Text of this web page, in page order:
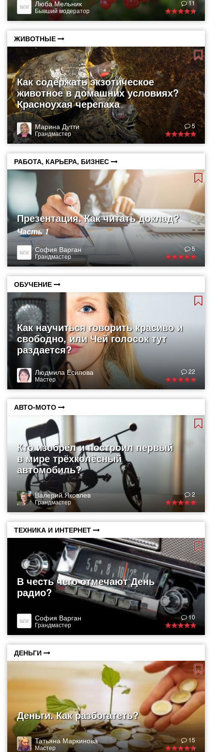
Люба Мельник
Бывший модератор
11
ЖИВОТНЫЕ
Как содержать экзотическое
животное в домашних условиях?
Красноухая черепаха
Марина Дутти
Грандмастер
5
РАБОТА, КАРЬЕРА, БИЗНЕС
Презентация. Как читать доклад?
Часть 1
София Варган
Грандмастер
5
ОБУЧЕНИЕ
Как научиться говорить красиво и
свободно, или Чей голосок тут
раздается?
Людмила Есипова
Мастер
22
АВТО-МОТО
Кто изобрёл и построил первый
в мире трёхколёсный
автомобиль?
Валерий Яковлев
Грандмастер
2
ТЕХНИКА И ИНТЕРНЕТ
В честь чего отмечают День
радио?
София Варган
Грандмастер
10
ДЕНЬГИ
Деньги. Как разбогатеть?
Татьяна Маркинова
Мастер
15